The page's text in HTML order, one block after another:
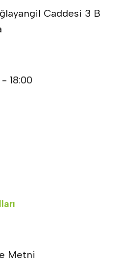
Caddesi 3 B
18:00
Metni